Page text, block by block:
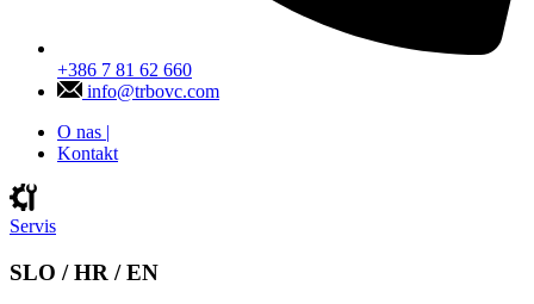
+386 7 81 62 660
info@trbovc.com
O nas |
Kontakt
Servis
SLO / HR / EN